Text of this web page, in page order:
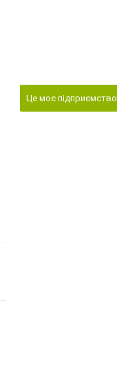
Це моє підприємство